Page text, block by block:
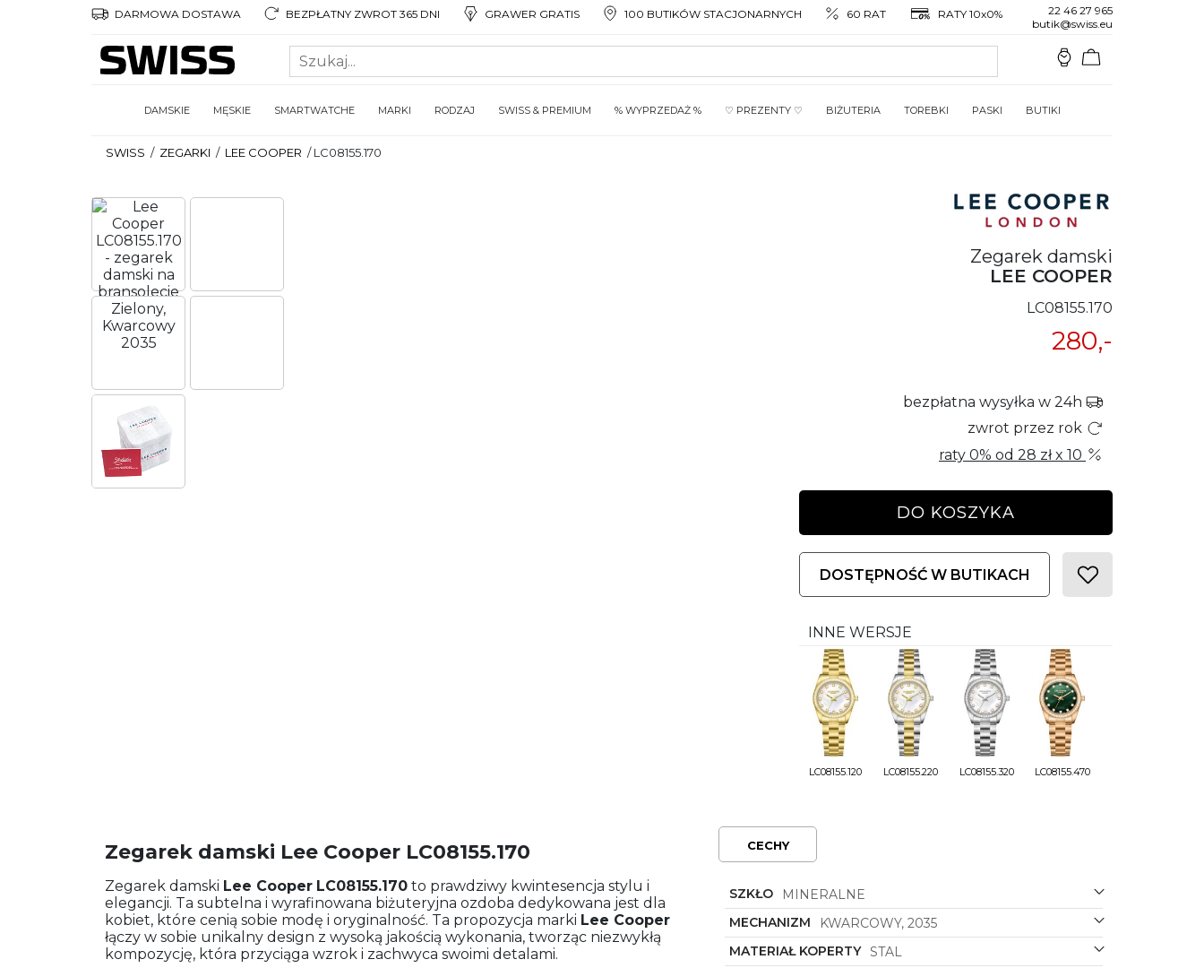
DARMOWA DOSTAWA BEZPŁATNY ZWROT 365 DNI GRAWER GRATIS 100 BUTIKÓW STACJONARNYCH 60 RAT RATY 10x0%
22 46 27 965
butik@swiss.eu
DAMSKIE MĘSKIE SMARTWATCHE MARKI RODZAJ SWISS & PREMIUM % WYPRZEDAŻ % ♡ PREZENTY ♡ BIŻUTERIA TOREBKI PASKI BUTIKI
SWISS / ZEGARKI / LEE COOPER /LC08155.170
Zegarek damski
LEE COOPER
LC08155.170
280,-
bezpłatna wysyłka w 24h
zwrot przez rok
raty 0% od 28 złx 10
DO KOSZYKA
DOSTĘPNOŚĆ W BUTIKACH
INNE WERSJE
LC08155.120 LC08155.220 LC08155.320 LC08155.470
Zegarek damski Lee Cooper LC08155.170
Zegarek damski Lee Cooper LC08155.170 to prawdziwy kwintesencja stylu i
elegancji. Ta subtelna i wyrafinowana biżuteryjna ozdoba dedykowana jest dla
kobiet, które cenią sobie modę i oryginalność. Ta propozycja marki Lee Cooper
łączy w sobie unikalny design z wysoką jakością wykonania, tworząc niezwykłą
kompozycję, która przyciąga wzrok i zachwyca swoimi detalami.
CECHY
SZKŁO
MINERALNE
MECHANIZM
KWARCOWY, 2035
MATERIAŁ KOPERTY STAL